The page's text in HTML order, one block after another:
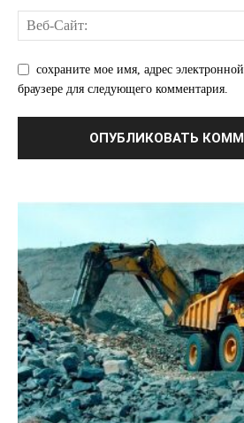
сохраните мое имя, адрес
браузере для следующего комментария.